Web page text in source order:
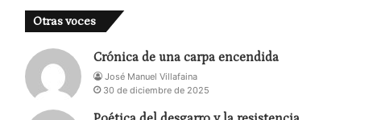
Otras voces
Crónica de una carpa encendida
José Manuel Villafaina
30 de diciembre de 2025